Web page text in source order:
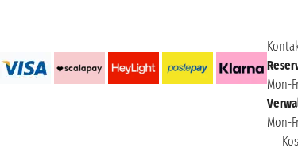
Mon-
Mon-